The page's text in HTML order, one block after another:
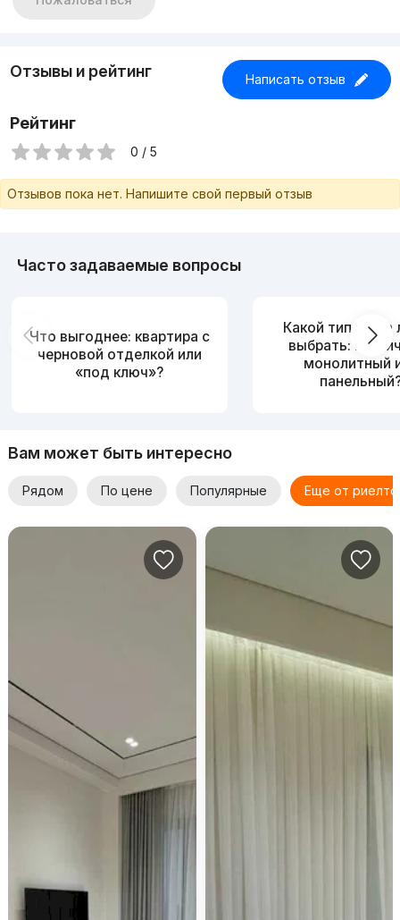
Отзывы и рейтинг Написать отзыв
Рейтинг
0 / 5
Отзывов пока нет. Напишите свой первый отзыв
Часто задаваемые вопросы
Что выгоднее: квартира с
черновой отделкой или
«под ключ»?
Какой тип дома
выбрать:
монолитный
Вам может быть интересно
Рядом По цене Популярные Еще от